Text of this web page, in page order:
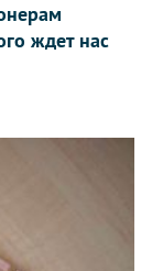
ждет нас